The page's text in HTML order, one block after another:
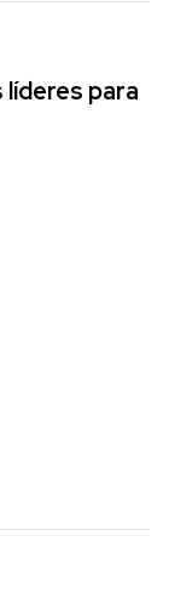
líderes para